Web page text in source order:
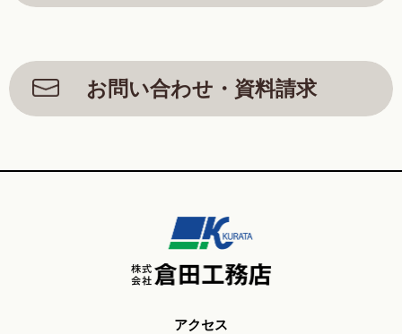
お問い合わせ・資料請求
アクセス